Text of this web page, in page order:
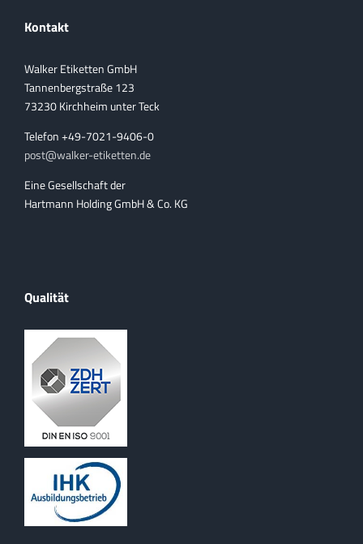
Kontakt
Walker Etiketten GmbH
Tannenbergstraße 123
73230 Kirchheim unter Teck
Telefon +49-7021-9406-0
post@walker-etiketten.de
Eine Gesellschaft der
Hartmann Holding GmbH & Co. KG
Qualität